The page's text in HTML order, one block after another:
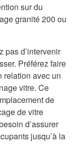
sur du
granité 200 ou
pas d’intervenir
Préférez faire
relation avec un
vitre. Ce
de
de vitre
d’assurer
jusqu’à la